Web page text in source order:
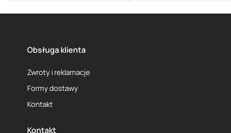
Obsługa klienta
Zwroty i reklamacje
Formy dostawy
Kontakt
Kontakt